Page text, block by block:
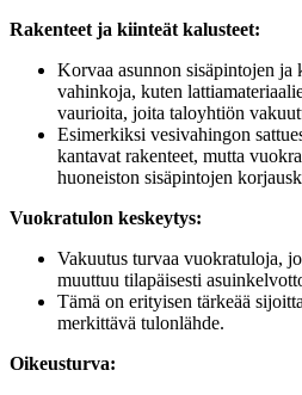
Rakenteet ja kiinteät kalusteet:
Korvaa asunnon sisäpintojen ja
vahinkoja, kuten
vaurioita, joita taloyhtiön
Esimerkiksi vesivahingon
kantavat rakenteet, mutta
huoneiston sisäpintojen
Vuokratulon keskeytys:
Vakuutus turvaa vuokratuloja,
muuttuu tilapäisesti
Tämä on erityisen tärkeää
merkittävä tulonlähde.
Oikeusturva: